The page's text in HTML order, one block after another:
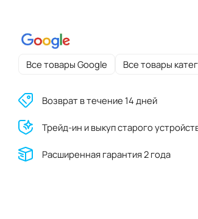
Все товары Google Все товары
Возврат в течение 14 дней
Трейд-ин и выкуп старого
Расширенная гарантия 2 года